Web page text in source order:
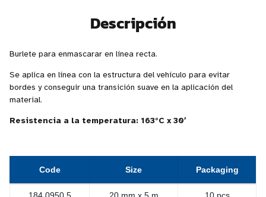
Descripción
Burlete para enmascarar en línea recta.
Se aplica en línea con la estructura del vehículo para evitar
bordes y conseguir una transición suave en la aplicación del
material.
Resistencia a la temperatura: 163°C x 30′
Code Size Packaging